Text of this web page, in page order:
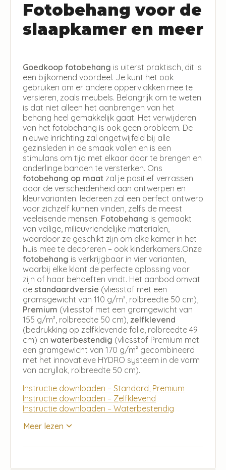
Fotobehang voor de
slaapkamer en meer
Goedkoop fotobehang is uiterst praktisch, dit is
een bijkomend voordeel. Je kunt het ook
gebruiken om er andere oppervlakken mee te
versieren, zoals meubels. Belangrijk om te weten
is dat niet alleen het aanbrengen van het
behang heel gemakkelijk gaat. Het verwijderen
van het fotobehang is ook geen probleem. De
nieuwe inrichting zal ongetwijfeld bij alle
gezinsleden in de smaak vallen en is een
stimulans om tijd met elkaar door te brengen en
onderlinge banden te versterken. Ons
fotobehang op maat zal je positief verrassen
door de verscheidenheid aan ontwerpen en
kleurvarianten. Iedereen zal een perfect ontwerp
voor zichzelf kunnen vinden, zelfs de meest
veeleisende mensen. Fotobehang is gemaakt
van veilige, milieuvriendelijke materialen,
waardoor ze geschikt zijn om elke kamer in het
huis mee te decoreren – ook kinderkamers.Onze
fotobehang is verkrijgbaar in vier varianten,
waarbij elke klant de perfecte oplossing voor
zijn of haar behoeften vindt. Het aanbod omvat
de standaardversie (vliesstof met een
gramsgewicht van 110 g/m², rolbreedte 50 cm),
Premium (vliesstof met een gramgewicht van
155 g/m², rolbreedte 50 cm), zelfklevend
(bedrukking op zelfklevende folie, rolbreedte 49
cm) en waterbestendig (vliesstof Premium met
een gramgewicht van 170 g/m² gecombineerd
met het innovatieve HYDRO systeem in de vorm
van acryllak, rolbreedte 50 cm).
Instructie downloaden – Standard, Premium
Instructie downloaden – Zelfklevend
Instructie downloaden – Waterbestendig
Meer lezen